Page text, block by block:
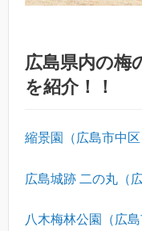
広島県内の梅
を紹介！！
縮景園（広島市中区
広島城跡 二の丸（
八木梅林公園（広島